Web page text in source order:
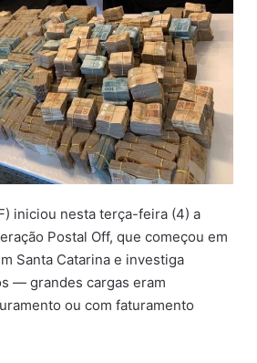
iniciou nesta terça-feira (4) a
Postal Off, que começou em
Santa Catarina e investiga
— grandes cargas eram
ou com faturamento